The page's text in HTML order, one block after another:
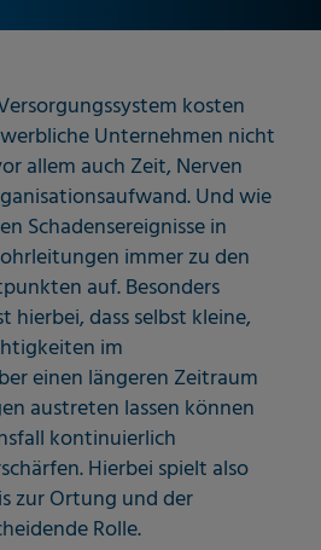
kosten
Unternehmen nicht
allem auch Zeit, Nerven
Und wie
Schadensereignisse in
immer zu den
auf. Besonders
hierbei, dass selbst kleine,
im
einen längeren Zeitraum
austreten lassen können
kontinuierlich
Hierbei spielt also
zur Ortung und der
Rolle.